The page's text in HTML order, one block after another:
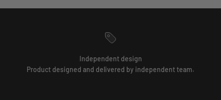
Independent design
Product designed and delivered by independent team.